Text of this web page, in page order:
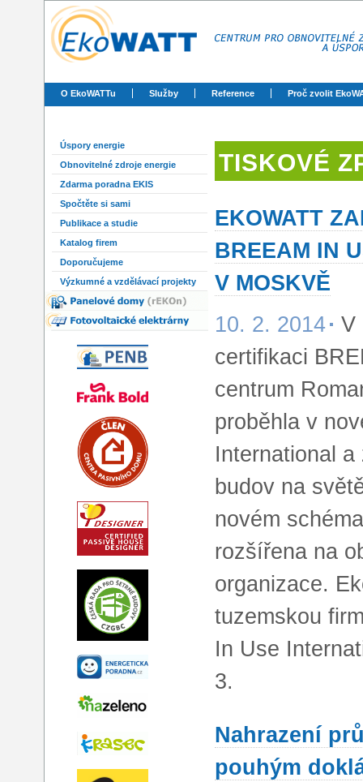
O EkoWATTu Služby Reference Proč zvolit
Úspory energie
Obnovitelné zdroje energie
Zdarma poradna EKIS
Spočtěte si sami
Publikace a studie
Katalog firem
Doporučujeme
Výzkumné a vzdělávací projekty
TISKOVÉ
EKOWATT
BREEAM IN
V MOSKVĚ
10. 2. 2014
V
certifikaci
centrum
proběhla v
International
budov na
novém
rozšířena na
organizace.
tuzemskou
In Use
3.
Nahrazení
pouhým